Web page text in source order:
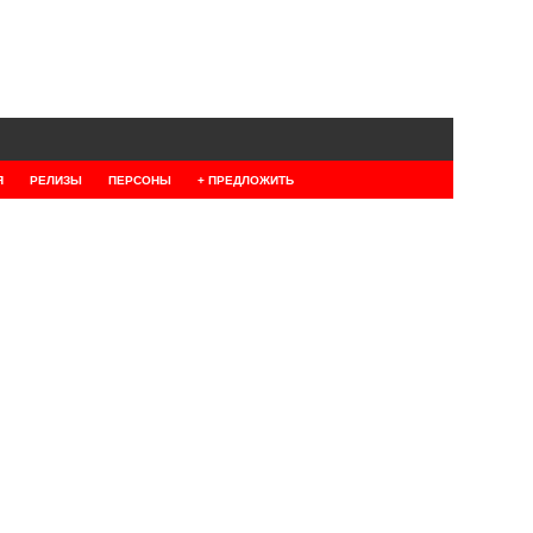
РЕЛИЗЫ ПЕРСОНЫ + ПРЕДЛОЖИТЬ